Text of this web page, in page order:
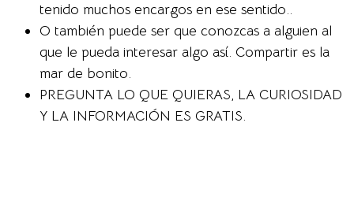
tenido muchos encargos en ese sentido..
O también puede ser que conozcas a alguien al
que le pueda interesar algo así. Compartir es la
mar de bonito.
PREGUNTA LO QUE QUIERAS, LA CURIOSIDAD
Y LA INFORMACIÓN ES GRATIS.